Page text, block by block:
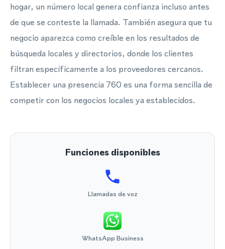
hogar, un número local genera confianza incluso antes
de que se conteste la llamada. También asegura que tu
negocio aparezca como creíble en los resultados de
búsqueda locales y directorios, donde los clientes
filtran específicamente a los proveedores cercanos.
Establecer una presencia 760 es una forma sencilla de
competir con los negocios locales ya establecidos.
Funciones disponibles
Llamadas de voz
WhatsApp Business